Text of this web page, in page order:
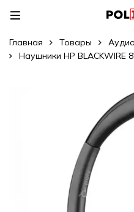
Главная Товары
Наушники HP BLACKWIRE